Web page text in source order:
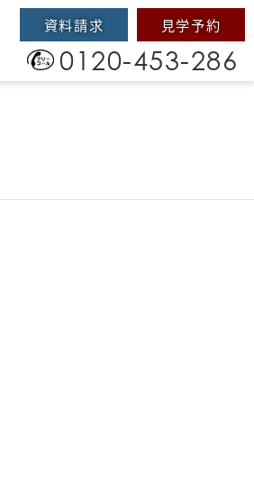
資料請求 見学予約
0120-453-286